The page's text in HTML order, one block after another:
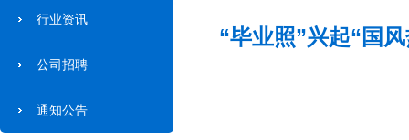
行业资讯
公司招聘
通知公告
“毕业照”兴起“国